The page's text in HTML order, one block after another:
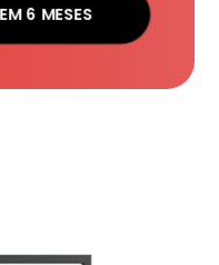
6 MESES